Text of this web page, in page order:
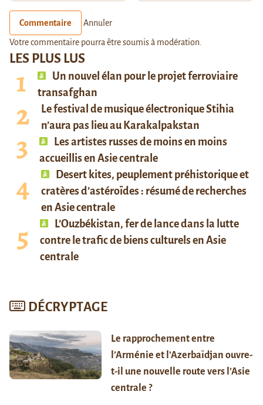
LES PLUS LUS
Un nouvel élan pour le projet ferroviaire
transafghan
Le festival de musique électronique Stihia
n’aura pas lieu au Karakalpakstan
Les artistes russes de moins en moins
accueillis en Asie centrale
Desert kites, peuplement préhistorique et
cratères d’astéroïdes : résumé de recherches
en Asie centrale
L’Ouzbékistan, fer de lance dans la lutte
contre le trafic de biens culturels en Asie
centrale
DÉCRYPTAGE
Le rapprochement entre
l’Arménie et l’Azerbaïdjan ouvre-
t-il une nouvelle route vers l’Asie
centrale ?
Commentaire Annuler
Votre commentaire pourra être soumis à modération.